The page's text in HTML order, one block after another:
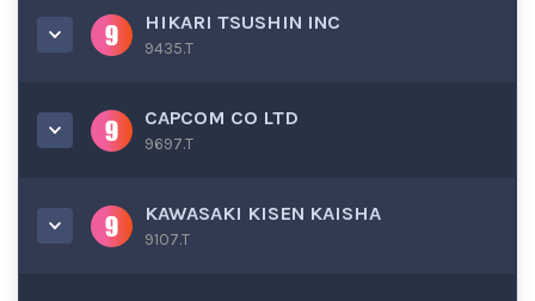
HIKARI TSUSHIN INC
9435.T
CAPCOM CO LTD
9697.T
KAWASAKI KISEN KAISHA
9107.T